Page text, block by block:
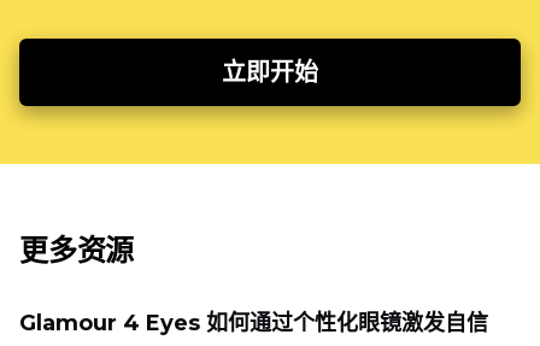
立即开始
更多资源
Glamour 4 Eyes 如何通过个性化眼镜激发自信